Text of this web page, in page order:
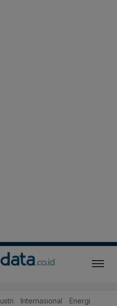
Internasional Energi